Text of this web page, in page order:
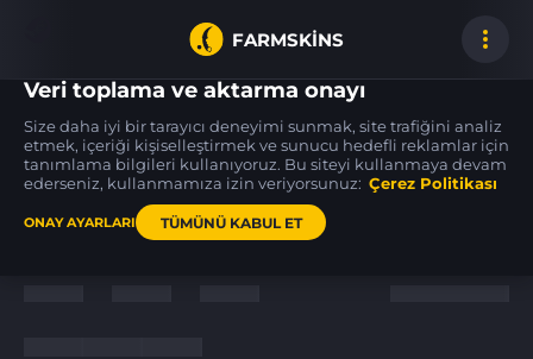
FARMSKINS
USP-S
Royal Guard FT
USP-S
PC-GRN FT
MAC-10
Ensnared
News /
Veri toplama ve aktarma onayı
Size daha iyi bir tarayıcı deneyimi sunmak, site trafiğini analiz
etmek, içeriği kişiselleştirmek ve sunucu hedefli reklamlar için
tanımlama bilgileri kullanıyoruz. Bu siteyi kullanmaya devam
ederseniz, kullanmamıza izin veriyorsunuz: Çerez Politikası
ONAY AYARLARI TÜMÜNÜ KABUL ET